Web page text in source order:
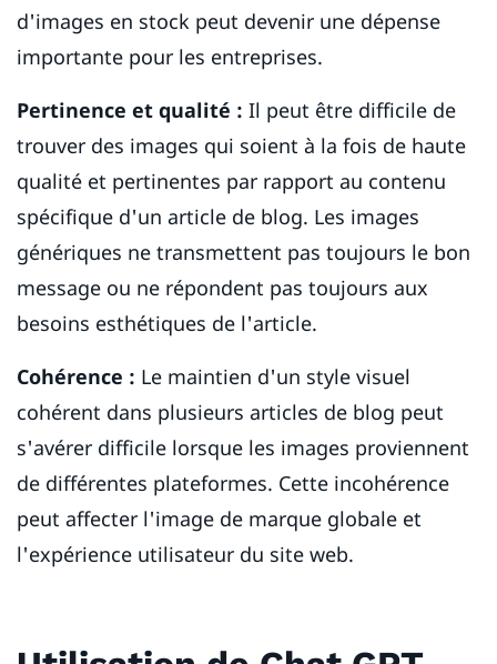
d'images en stock peut devenir une dépense
importante pour les entreprises.
Pertinence et qualité : Il peut être difficile de
trouver des images qui soient à la fois de haute
qualité et pertinentes par rapport au contenu
spécifique d'un article de blog. Les images
génériques ne transmettent pas toujours le bon
message ou ne répondent pas toujours aux
besoins esthétiques de l'article.
Cohérence : Le maintien d'un style visuel
cohérent dans plusieurs articles de blog peut
s'avérer difficile lorsque les images proviennent
de différentes plateformes. Cette incohérence
peut affecter l'image de marque globale et
l'expérience utilisateur du site web.